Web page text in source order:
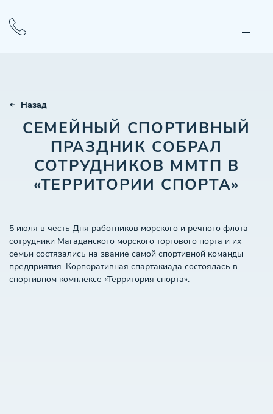
Назад
СЕМЕЙНЫЙ СПОРТИВНЫЙ
ПРАЗДНИК СОБРАЛ
СОТРУДНИКОВ ММТП В
«ТЕРРИТОРИИ СПОРТА»
5 июля в честь Дня работников морского и речного флота
сотрудники Магаданского морского торгового порта и их
семьи состязались на звание самой спортивной команды
предприятия. Корпоративная спартакиада состоялась в
спортивном комплексе «Территория спорта».